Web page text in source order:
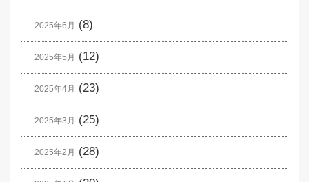
2025年6月 (8)
2025年5月 (12)
2025年4月 (23)
2025年3月 (25)
2025年2月 (28)